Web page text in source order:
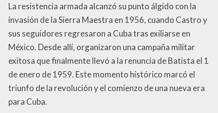
La resistencia armada alcanzó su punto álgido con la
invasión de la Sierra Maestra en 1956, cuando Castro y
sus seguidores regresaron a Cuba tras exiliarse en
México. Desde allí, organizaron una campaña militar
exitosa que finalmente llevó a la renuncia de Batista el 1
de enero de 1959. Este momento histórico marcó el
triunfo de la revolución y el comienzo de una nueva era
para Cuba.